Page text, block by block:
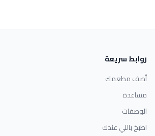
روابط سريعة
أضف مطعمك
مساعدة
الوصفات
اطبخ باللي عندك